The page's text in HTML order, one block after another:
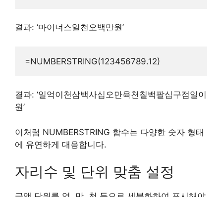
결과: ‘마이너스일천오백만원’
결과: ‘일억이천삼백사십오만육천칠백팔십구점일이
원’
이처럼 NUMBERSTRING 함수는 다양한 숫자 형태
에 유연하게 대응합니다.
자리수 및 단위 맞춤 설정